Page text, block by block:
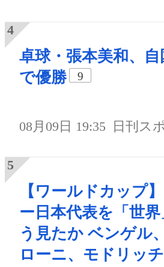
卓球・張本美和、自
で優勝
9
08月09日 19:35 日刊ス
【ワールドカップ
ー日本代表を「世
う見たか ベンゲル
ローニ、モドリッ